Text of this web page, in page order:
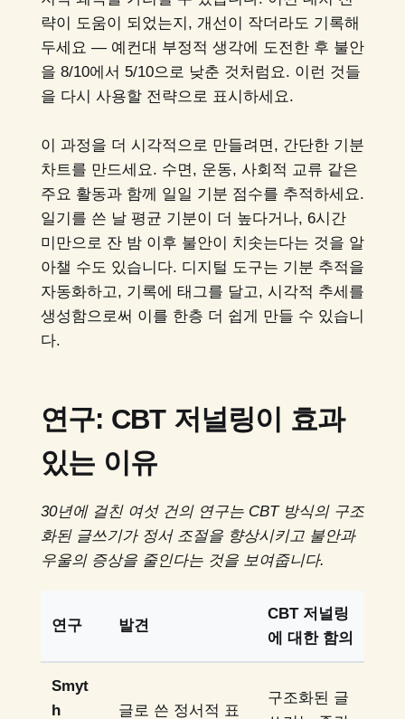
략이 도움이 되었는지, 개선이 작더라도 기록해
두세요 — 예컨대 부정적 생각에 도전한 후 불안
을 8/10에서 5/10으로 낮춘 것처럼요. 이런 것들
을 다시 사용할 전략으로 표시하세요.
이 과정을 더 시각적으로 만들려면, 간단한 기분
차트를 만드세요. 수면, 운동, 사회적 교류 같은
주요 활동과 함께 일일 기분 점수를 추적하세요.
일기를 쓴 날 평균 기분이 더 높다거나, 6시간
미만으로 잔 밤 이후 불안이 치솟는다는 것을 알
아챌 수도 있습니다. 디지털 도구는 기분 추적을
자동화하고, 기록에 태그를 달고, 시각적 추세를
생성함으로써 이를 한층 더 쉽게 만들 수 있습니
다.
연구: CBT 저널링이 효과
있는 이유
30년에 걸친 여섯 건의 연구는 CBT 방식의 구조
화된 글쓰기가 정서 조절을 향상시키고 불안과
우울의 증상을 줄인다는 것을 보여줍니다.
연구 발견
CBT 저널링
에 대한 함의
Smyt
h
글로 쓴 정서적 표
구조화된 글